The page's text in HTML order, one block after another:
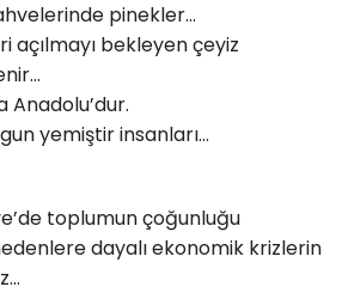
pinekler...
açılmayı bekleyen çeyiz
yemiştir insanları...
toplumun çoğunluğu
dayalı ekonomik krizlerin